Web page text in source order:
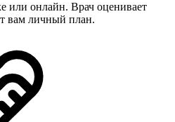
или онлайн. Врач оценивает
вам личный план.